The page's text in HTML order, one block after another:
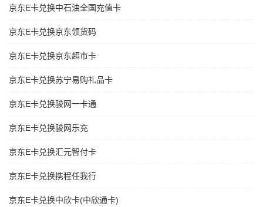
京东E卡兑换中石油全国充值卡
京东E卡兑换京东领货码
京东E卡兑换京东超市卡
京东E卡兑换苏宁易购礼品卡
京东E卡兑换骏网一卡通
京东E卡兑换骏网乐充
京东E卡兑换汇元智付卡
京东E卡兑换携程任我行
京东E卡兑换中欣卡(中欣通卡)